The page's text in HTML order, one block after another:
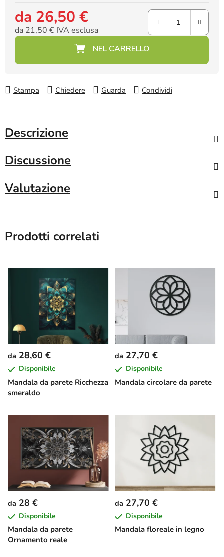
da 26,50 €
da 21,50 € IVA esclusa
Prezzo della misura:
Stampa Chiedere Guarda Condividi
Descrizione
Discussione
Valutazione
Prodotti correlati
Mandala da parete Ricchezza
smeraldo
da 28,60 €
Disponibile
Mandala circolare da parete
da 27,70 €
Disponibile
Mandala da parete
Ornamento reale
da 28 €
Disponibile
Mandala floreale in legno
da 27,70 €
Disponibile